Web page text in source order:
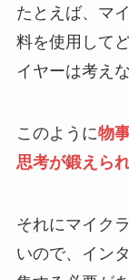
たとえば、マ
料を使用して
イヤーは考え
このように物
思考が鍛えら
それにマイク
いので、イン